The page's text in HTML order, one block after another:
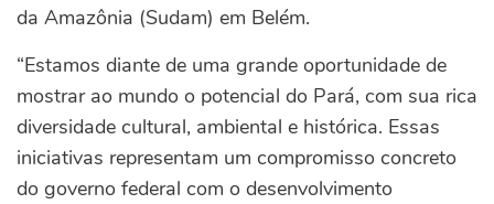
da Amazônia (Sudam) em Belém.
“Estamos diante de uma grande oportunidade de
mostrar ao mundo o potencial do Pará, com sua rica
diversidade cultural, ambiental e histórica. Essas
iniciativas representam um compromisso concreto
do governo federal com o desenvolvimento